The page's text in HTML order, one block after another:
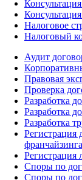
Налоговое
Налоговый
Аудит
Правовая
Проверка
Разработка
Разработка
Разработка
Регистрация
франчайзинга
Регистрация
Споры по
Споры по